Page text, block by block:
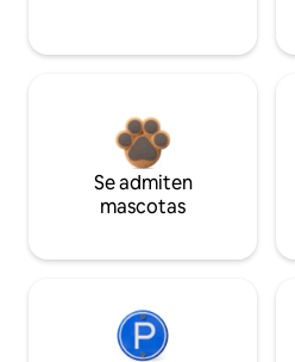
Se admiten
mascotas